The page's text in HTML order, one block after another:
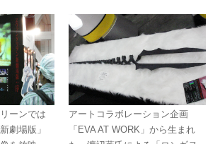
ーンでは
劇場版」
アートコラボレーション企画
「EVA AT WORK」から生まれ